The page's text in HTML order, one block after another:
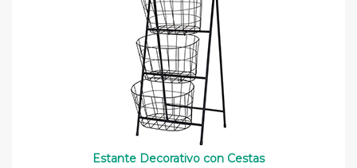
Estante Decorativo con Cestas